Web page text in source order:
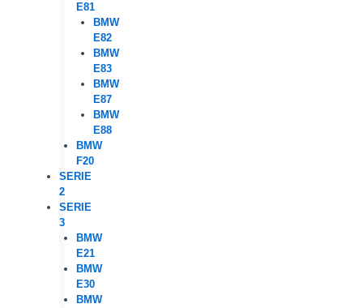
E81
BMW
E82
BMW
E83
BMW
E87
BMW
E88
BMW
F20
SERIE
2
SERIE
3
BMW
E21
BMW
E30
BMW